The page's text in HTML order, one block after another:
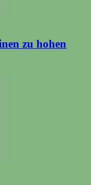
zu hohen